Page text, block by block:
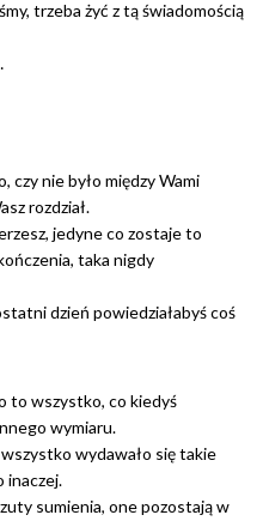
trzeba żyć z tą świadomością
czy nie było między Wami
rozdział.
jedyne co zostaje to
taka nigdy
dzień powiedziałabyś coś
to wszystko, co kiedyś
wymiaru.
wydawało się takie
inaczej.
sumienia, one pozostają w